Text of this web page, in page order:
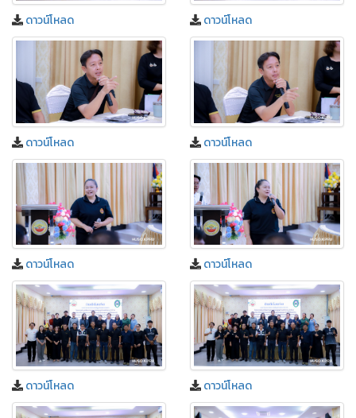
ดาวน์โหลด ดาวน์โหลด
ดาวน์โหลด ดาวน์โหลด
ดาวน์โหลด ดาวน์โหลด
ดาวน์โหลด ดาวน์โหลด